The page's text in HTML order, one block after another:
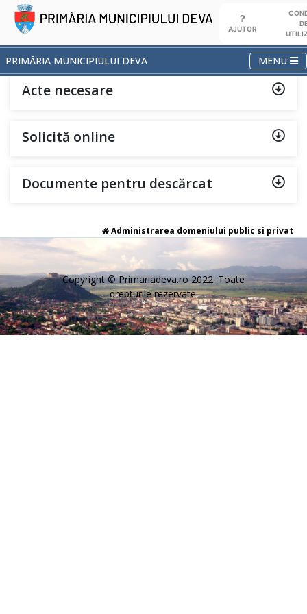
AJUTOR
PRIMĂRIA MUNICIPIULUI DEVA TOGGLE
MENU
Acte necesare
Solicită online
Documente pentru descărcat
Administrarea domeniului public si privat
Copyright © Primariadeva.ro 2022. Toate
drepturile rezervate.